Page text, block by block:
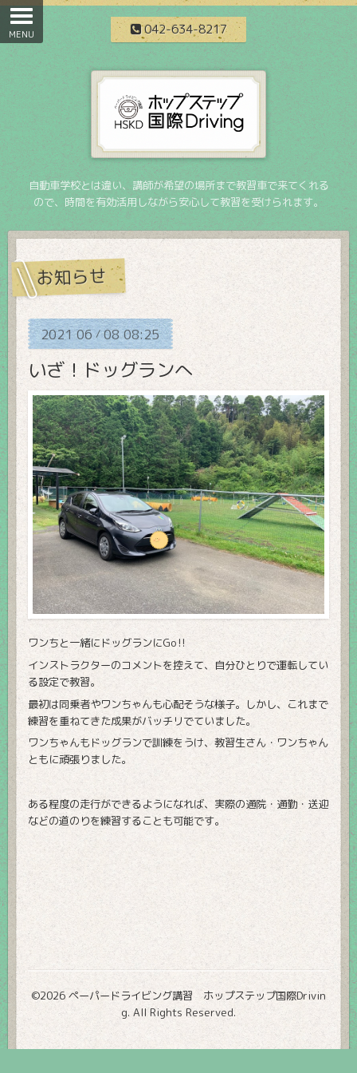
042-634-8217
自動車学校とは違い、講師が希望の場所まで教習車で来てくれる
ので、時間を有効活用しながら安心して教習を受けられます。
お知らせ
2021 06/08 08:25
いざ！ドッグランへ
ワンちと一緒にドッグランにGo‼
インストラクターのコメントを控えて、自分ひとりで運転してい
る設定で教習。
最初は同乗者やワンちゃんも心配そうな様子。しかし、これまで
練習を重ねてきた成果がバッチリでていました。
ワンちゃんもドッグランで訓練をうけ、教習生さん・ワンちゃん
ともに頑張りました。
ある程度の走行ができるようになれば、実際の通院・通勤・送迎
などの道のりを練習することも可能です。
©2026 ペーパードライビング講習 ホップステップ国際Drivin
g. All Rights Reserved.